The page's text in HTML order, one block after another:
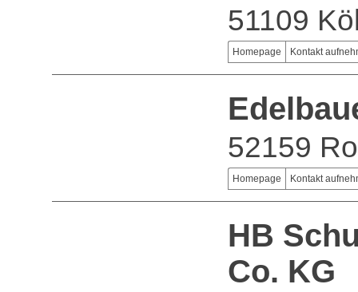
51109
Homepage Kontakt
52159
Homepage Kontakt
HB
Co. KG